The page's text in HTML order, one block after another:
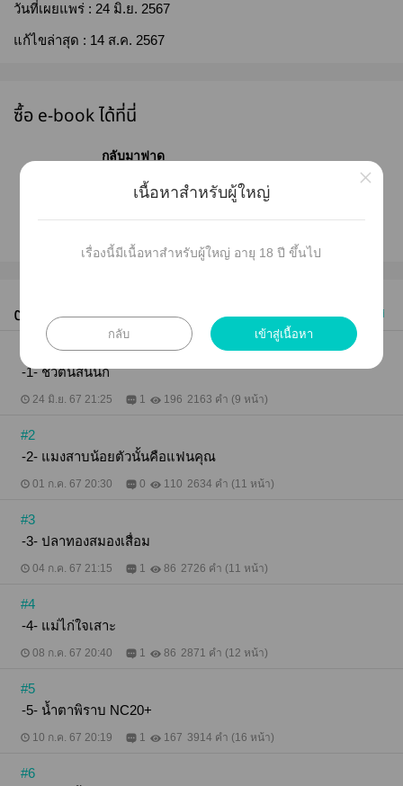
วันที่เผยแพร่ : 24 มิ.ย. 2567
แก้ไขล่าสุด : 14 ส.ค. 2567
ซื้อ e-book ได้ที่นี่
กลับมาฟาด
ซื้อเลย
ตอนทั้งหมด (21) เก่าไปใหม่
ซื้อทุกตอน
-1- ชีวิตนี้สั้นนัก
24 มิ.ย. 67 21:25 1 196 2163 คำ (9 หน้า)
#2
-2- แมงสาบน้อยตัวนั้นคือแฟนคุณ
01 ก.ค. 67 20:30 0 110 2634 คำ (11 หน้า)
#3
-3- ปลาทองสมองเสื่อม
04 ก.ค. 67 21:15 1 86 2726 คำ (11 หน้า)
#4
-4- แม่ไก่ใจเสาะ
08 ก.ค. 67 20:40 1 86 2871 คำ (12 หน้า)
#5
-5- น้ำตาพิราบ NC20+
10 ก.ค. 67 20:19 1 167 3914 คำ (16 หน้า)
#6
เนื้อหาสำหรับผู้ใหญ่
เรื่องนี้มีเนื้อหาสำหรับผู้ใหญ่ อายุ 18 ปี ขึ้นไป
กลับ เข้าสู่เนื้อหา
×